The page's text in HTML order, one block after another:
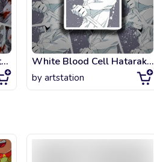
Cells at work black , white blood cell White Blood Cell Hataraku Saibou (Cells at Work)
by artstation